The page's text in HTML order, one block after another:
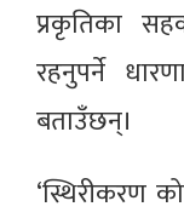
प्रकृतिका
रहनुपर्ने
बताउँछन्।
‘स्थिरीकरण